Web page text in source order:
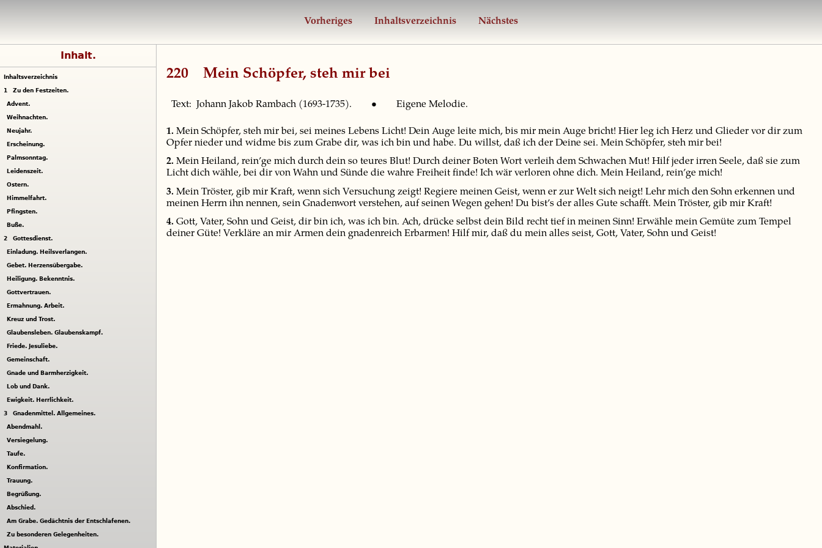
Vorheriges Inhaltsverzeichnis Nächstes
Inhalt.
Inhaltsverzeichnis
1 Zu den Festzeiten.
Advent.
Weihnachten.
Neujahr.
Erscheinung.
Palmsonntag.
Leidenszeit.
Ostern.
Himmelfahrt.
Pfingsten.
Buße.
2 Gottesdienst.
Einladung. Heilsverlangen.
Gebet. Herzensübergabe.
Heiligung. Bekenntnis.
Gottvertrauen.
Ermahnung. Arbeit.
Kreuz und Trost.
Glaubensleben. Glaubenskampf.
Friede. Jesuliebe.
Gemeinschaft.
Gnade und Barmherzigkeit.
Lob und Dank.
Ewigkeit. Herrlichkeit.
3 Gnadenmittel. Allgemeines.
Abendmahl.
Versiegelung.
Taufe.
Konfirmation.
Trauung.
Begrüßung.
Abschied.
Am Grabe. Gedächtnis der Entschlafenen.
Zu besonderen Gelegenheiten.
220Mein Schöpfer, steh mir bei
Text: Johann Jakob Rambach (1693-1735). • Eigene Melodie.
1. Mein Schöpfer, steh mir bei, sei meines Lebens Licht! Dein Auge leite mich, bis mir mein Auge bricht! Hier leg ich Herz und Glieder vor dir zum
Opfer nieder und widme bis zum Grabe dir, was ich bin und habe. Du willst, daß ich der Deine sei. Mein Schöpfer, steh mir bei!
2. Mein Heiland, rein’ge mich durch dein so teures Blut! Durch deiner Boten Wort verleih dem Schwachen Mut! Hilf jeder irren Seele, daß sie zum
Licht dich wähle, bei dir von Wahn und Sünde die wahre Freiheit finde! Ich wär verloren ohne dich. Mein Heiland, rein’ge mich!
3. Mein Tröster, gib mir Kraft, wenn sich Versuchung zeigt! Regiere meinen Geist, wenn er zur Welt sich neigt! Lehr mich den Sohn erkennen und
meinen Herrn ihn nennen, sein Gnadenwort verstehen, auf seinen Wegen gehen! Du bist’s der alles Gute schafft. Mein Tröster, gib mir Kraft!
4. Gott, Vater, Sohn und Geist, dir bin ich, was ich bin. Ach, drücke selbst dein Bild recht tief in meinen Sinn! Erwähle mein Gemüte zum Tempel
deiner Güte! Verkläre an mir Armen dein gnadenreich Erbarmen! Hilf mir, daß du mein alles seist, Gott, Vater, Sohn und Geist!